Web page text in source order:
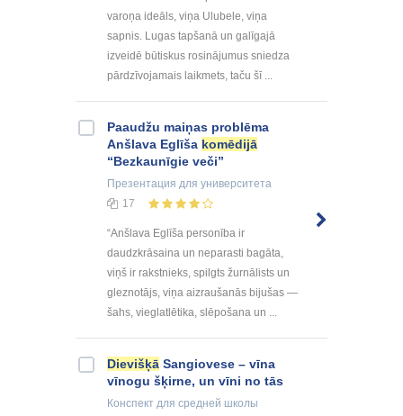
varoņa ideāls, viņa Ulubele, viņa
sapnis. Lugas tapšanā un galīgajā
izveidē būtiskus rosinājumus sniedza
pārdzīvojamais laikmets, taču šī ...
Paaudžu maiņas problēma
Anšlava Eglīša komēdijā
“Bezkaunīgie veči”
Презентация для университета
17
“Anšlava Eglīša personība ir
daudzkrāsaina un neparasti bagāta,
viņš ir rakstnieks, spilgts žurnālists un
gleznotājs, viņa aizraušanās bijušas —
šahs, vieglatlētika, slēpošana un ...
Dievišķā Sangiovese – vīna
vīnogu šķirne, un vīni no tās
Конспект для средней школы